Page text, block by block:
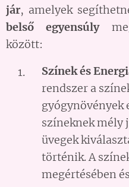
jár, amelyek
belső egyensúly
között:
Színek és
rendszer a
gyógynövények
színeknek mély
üvegek
történik. A
megértésében